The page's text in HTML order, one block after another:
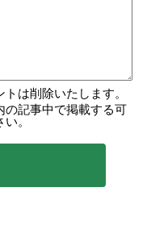
は削除いたします。
の記事中で掲載する可
。